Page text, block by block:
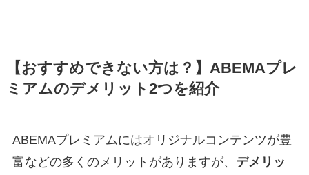
【おすすめできない方は？】ABEMAプレ
ミアムのデメリット2つを紹介
ABEMAプレミアムにはオリジナルコンテンツが豊
富などの多くのメリットがありますが、 デメリッ